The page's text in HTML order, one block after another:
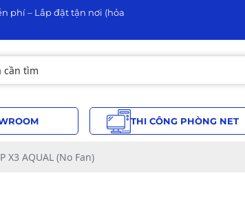
phí – Lắp đặt tận nơi (hỏa
THI CÔNG PHÒNG NET
X3 AQUAL (No Fan)